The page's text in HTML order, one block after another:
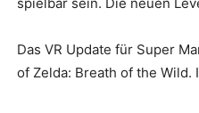
spielbar sein. Die neuen
Das VR Update für Super
of Zelda: Breath of the Wild.